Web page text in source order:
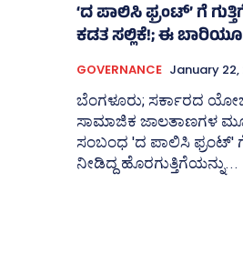
‘ದ ಪಾಲಿಸಿ ಫ್ರಂಟ್‌’ ಗೆ
ಕಡತ ಸಲ್ಲಿಕೆ!; ಈ
GOVERNANCE January 22,
ಬೆಂಗಳೂರು; ಸರ್ಕಾರದ
ಸಾಮಾಜಿಕ ಜಾಲತಾಣಗಳ
ಸಂಬಂಧ 'ದ ಪಾಲಿಸಿ ಫ್ರಂಟ್‌'
ನೀಡಿದ್ದ ಹೊರಗುತ್ತಿಗೆಯನ್ನು...